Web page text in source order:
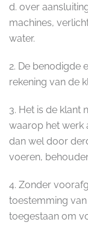
d. over
machines,
water.
2. De benodigde
rekening van de
3. Het is de klant
waarop het werk
dan wel door
voeren,
4. Zonder
toestemming
toegestaan om